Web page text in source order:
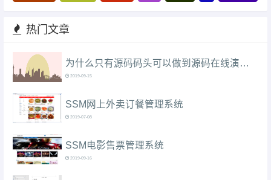
热门文章
为什么只有源码码头可以做到源码在线演示（附本站使用教程）？
2019-09-15
SSM网上外卖订餐管理系统
2019-07-08
SSM电影售票管理系统
2019-09-16